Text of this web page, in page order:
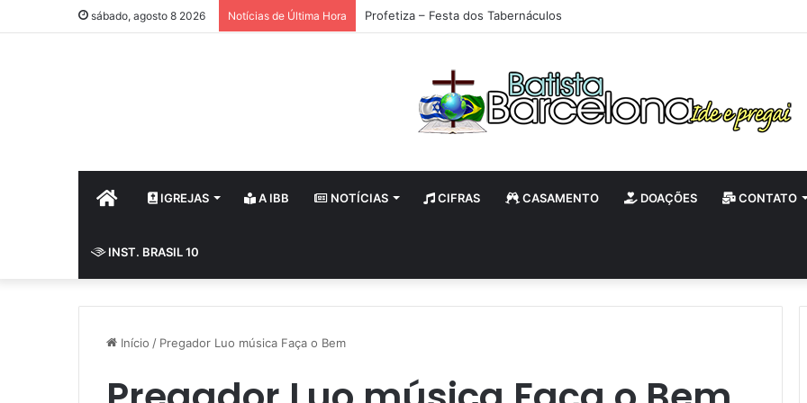
sábado, agosto 8 2026 Notícias de Última Hora Profetiza – Festa dos Tabernáculos
HOME IGREJAS A IBB NOTÍCIAS CIFRAS CASAMENTO DOAÇÕES CONTATO
INST. BRASIL 10
Início / Pregador Luo música Faça o Bem